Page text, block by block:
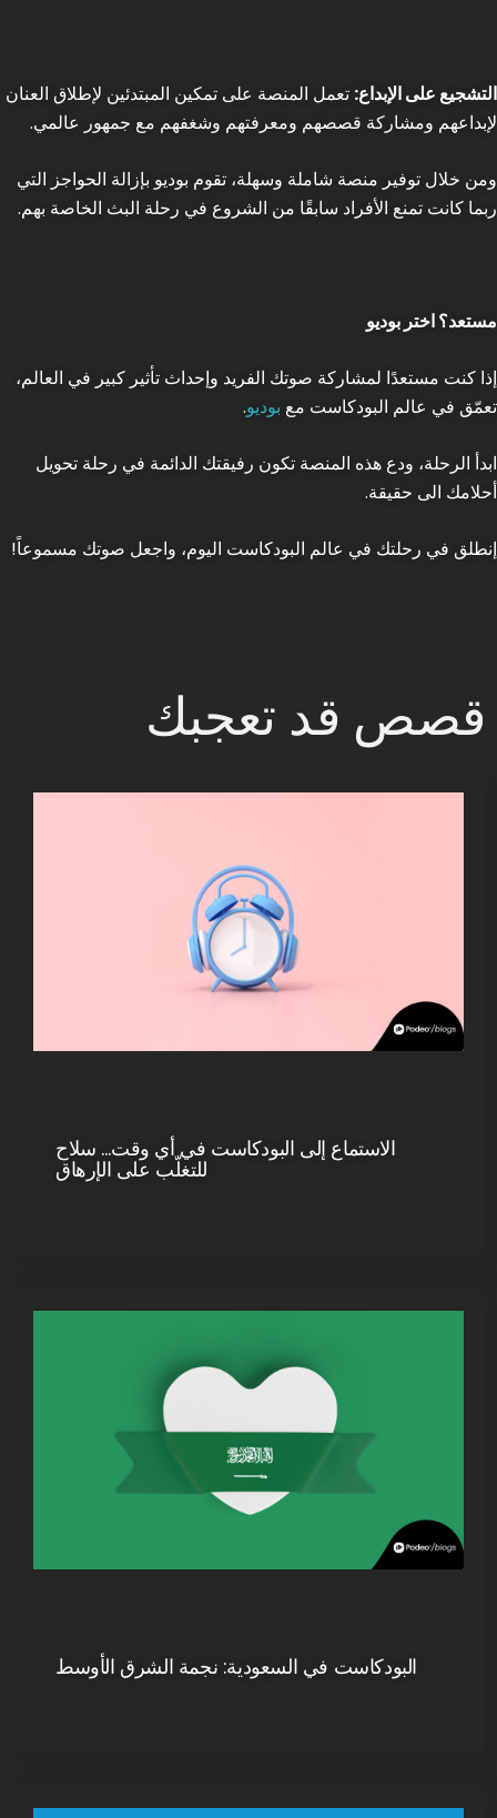
التشجيع على الإبداع: تعمل المنصة على تمكين المبتدئين لإطلاق العنان
لإبداعهم ومشاركة قصصهم ومعرفتهم وشغفهم مع جمهور عالمي.
ومن خلال توفير منصة شاملة وسهلة، تقوم بوديو بإزالة الحواجز التي
ربما كانت تمنع الأفراد سابقًا من الشروع في رحلة البث الخاصة بهم.
مستعد؟ اختر بوديو
إذا كنت مستعدًا لمشاركة صوتك الفريد وإحداث تأثير كبير في العالم،
تعمّق في عالم البودكاست مع بوديو.
ابدأ الرحلة، ودع هذه المنصة تكون رفيقتك الدائمة في رحلة تحويل
أحلامك الى حقيقة.
إنطلق في رحلتك في عالم البودكاست اليوم، واجعل صوتك مسموعاً!
قصص قد تعجبك
الاستماع إلى البودكاست في أي وقت… سلاح
للتغلّب على الإرهاق
البودكاست في السعودية: نجمة الشرق الأوسط